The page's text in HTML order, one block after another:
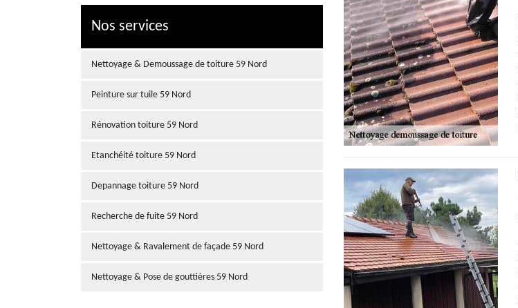
Nos services
Nettoyage & Demoussage de toiture 59 Nord
Peinture sur tuile 59 Nord
Rénovation toiture 59 Nord
Etanchéité toiture 59 Nord
Depannage toiture 59 Nord
Recherche de fuite 59 Nord
Nettoyage & Ravalement de façade 59 Nord
Nettoyage & Pose de gouttières 59 Nord